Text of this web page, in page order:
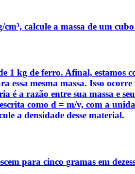
calcule a massa de um
1 kg de ferro. Afinal,
mesma massa. Isso
é a razão entre sua massa e
como d = m/v, com a
a densidade desse material.
para cinco gramas em